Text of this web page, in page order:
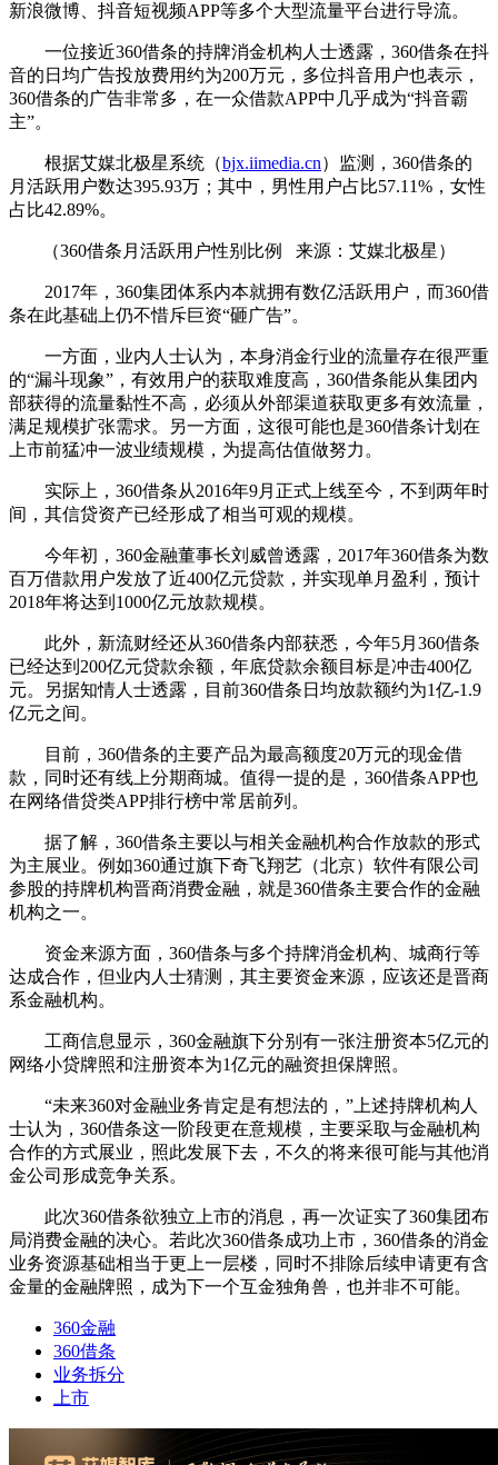
新浪微博、抖音短视频APP等多个大型流量平台进行导流。
一位接近360借条的持牌消金机构人士透露，360借条在抖
音的日均广告投放费用约为200万元，多位抖音用户也表示，
360借条的广告非常多，在一众借款APP中几乎成为“抖音霸
主”。
根据艾媒北极星系统（bjx.iimedia.cn）监测，360借条的
月活跃用户数达395.93万；其中，男性用户占比57.11%，女性
占比42.89%。
（360借条月活跃用户性别比例 来源：艾媒北极星）
2017年，360集团体系内本就拥有数亿活跃用户，而360借
条在此基础上仍不惜斥巨资“砸广告”。
一方面，业内人士认为，本身消金行业的流量存在很严重
的“漏斗现象”，有效用户的获取难度高，360借条能从集团内
部获得的流量黏性不高，必须从外部渠道获取更多有效流量，
满足规模扩张需求。另一方面，这很可能也是360借条计划在
上市前猛冲一波业绩规模，为提高估值做努力。
实际上，360借条从2016年9月正式上线至今，不到两年时
间，其信贷资产已经形成了相当可观的规模。
今年初，360金融董事长刘威曾透露，2017年360借条为数
百万借款用户发放了近400亿元贷款，并实现单月盈利，预计
2018年将达到1000亿元放款规模。
此外，新流财经还从360借条内部获悉，今年5月360借条
已经达到200亿元贷款余额，年底贷款余额目标是冲击400亿
元。另据知情人士透露，目前360借条日均放款额约为1亿-1.9
亿元之间。
目前，360借条的主要产品为最高额度20万元的现金借
款，同时还有线上分期商城。值得一提的是，360借条APP也
在网络借贷类APP排行榜中常居前列。
据了解，360借条主要以与相关金融机构合作放款的形式
为主展业。例如360通过旗下奇飞翔艺（北京）软件有限公司
参股的持牌机构晋商消费金融，就是360借条主要合作的金融
机构之一。
资金来源方面，360借条与多个持牌消金机构、城商行等
达成合作，但业内人士猜测，其主要资金来源，应该还是晋商
系金融机构。
工商信息显示，360金融旗下分别有一张注册资本5亿元的
网络小贷牌照和注册资本为1亿元的融资担保牌照。
“未来360对金融业务肯定是有想法的，”上述持牌机构人
士认为，360借条这一阶段更在意规模，主要采取与金融机构
合作的方式展业，照此发展下去，不久的将来很可能与其他消
金公司形成竞争关系。
此次360借条欲独立上市的消息，再一次证实了360集团布
局消费金融的决心。若此次360借条成功上市，360借条的消金
业务资源基础相当于更上一层楼，同时不排除后续申请更有含
金量的金融牌照，成为下一个互金独角兽，也并非不可能。
360金融
360借条
业务拆分
上市